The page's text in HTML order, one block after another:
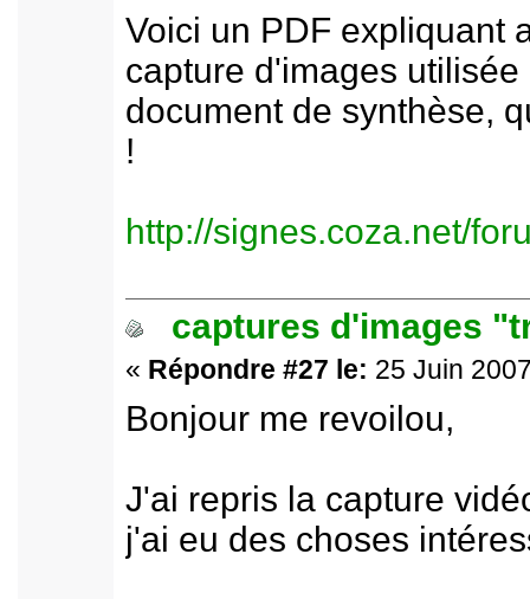
Voici un PDF expliquant
capture d'images
document de synthèse,
!
http://signes.coza.net/
captures d'images
« Répondre #27 le: 25 Juin
Bonjour me revoilou,
J'ai repris la capture
j'ai eu des choses